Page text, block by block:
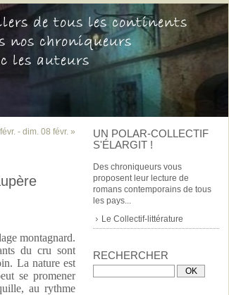
UN POLAR-COLLECTIF
S'ÉLARGIT !
Des chroniqueurs vous
proposent leur lecture de
romans contemporains de tous
les pays...
Le Collectif-littérature
RECHERCHER
- dim. 08 févr. »
montagnard.
du cru sont
La nature est
se promener
au rythme